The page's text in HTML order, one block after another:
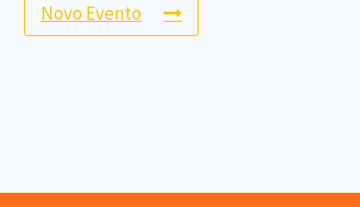
Novo Evento